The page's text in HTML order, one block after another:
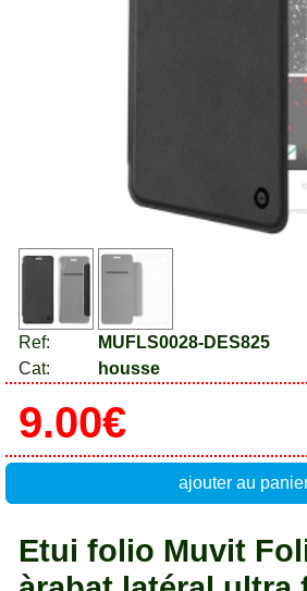
Ref:
MUFLS0028-DES825
Cat:
housse
9.00€
ajouter au
Etui folio Muvit